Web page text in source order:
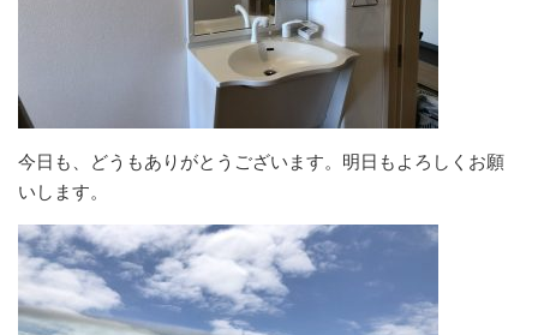
今日も、どうもありがとうございます。明日もよろしくお願
いします。